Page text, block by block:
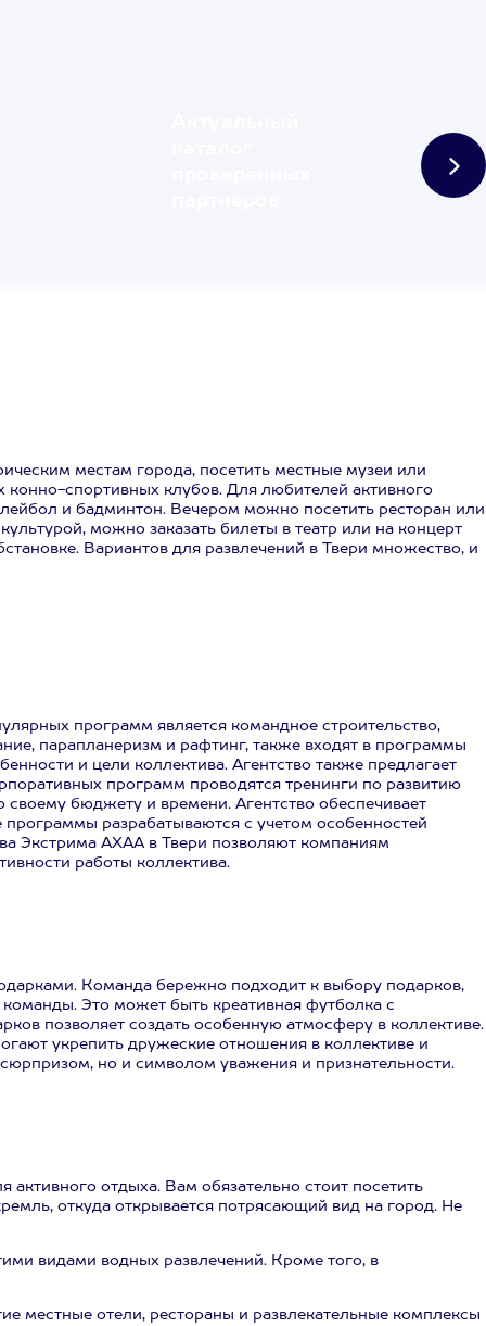
местам города, посетить местные музеи или
спортивных клубов. Для любителей активного
и бадминтон. Вечером можно посетить ресторан или
можно заказать билеты в театр или на концерт
Вариантов для развлечений в Твери множество, и
программ является командное строительство,
парапланеризм и рафтинг, также входят в программы
и цели коллектива. Агентство также предлагает
программ проводятся тренинги по развитию
бюджету и времени. Агентство обеспечивает
разрабатываются с учетом особенностей
Экстрима АХАА в Твери позволяют компаниям
работы коллектива.
Команда бережно подходит к выбору подарков,
Это может быть креативная футболка с
позволяет создать особенную атмосферу в коллективе.
укрепить дружеские отношения в коллективе и
но и символом уважения и признательности.
отдыха. Вам обязательно стоит посетить
откуда открывается потрясающий вид на город. Не
видами водных развлечений. Кроме того, в
местные отели, рестораны и развлекательные комплексы